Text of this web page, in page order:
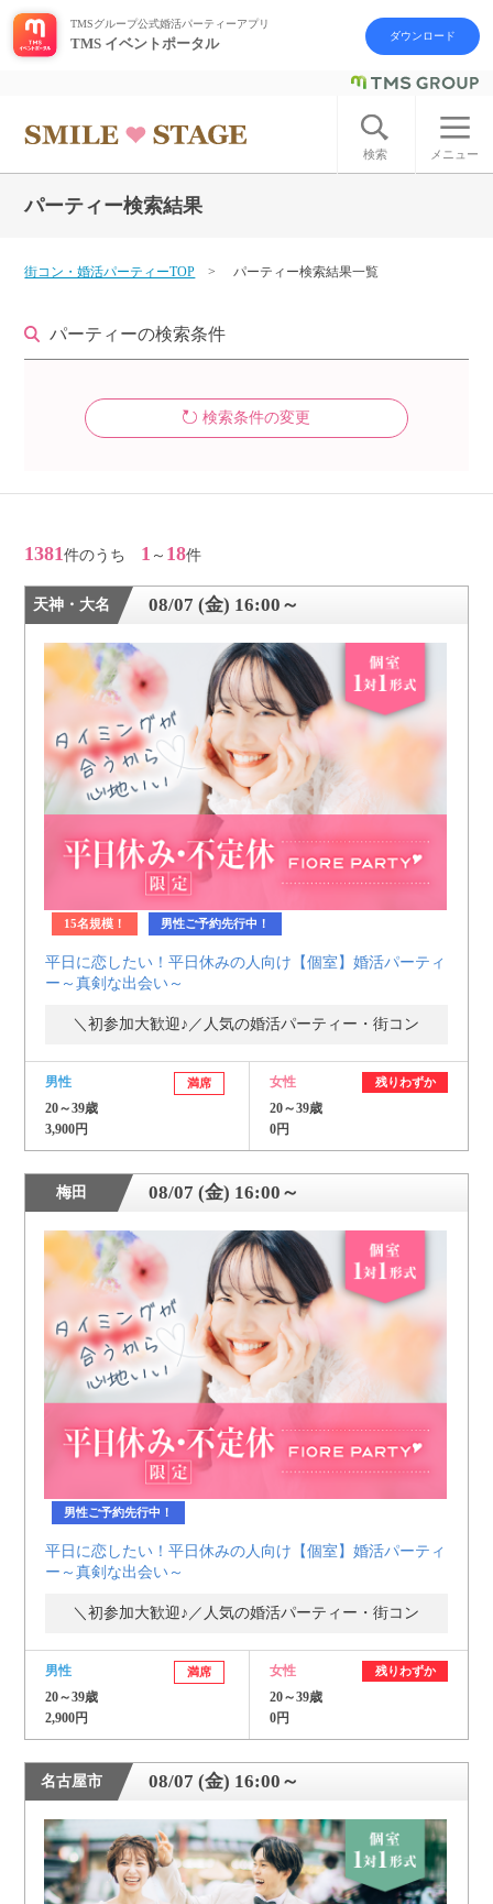
ログイン アカウント登録
はじめての方へ
今週の婚活パーティー
婚活パーティーの流れ
アフターアプローチとは
子どもの安全基準に関するポリシー
運営会社launch
公式アカウントで最新情報を配信中！
約1,300店
おすすめの優良結婚相談所をご紹介
プライバシーマークを
取得しております
TMSグループ公式婚活パーティーアプリ
TMS イベントポータル ダウンロード
検索 メニュー
パーティー検索結果
街コン・婚活パーティーTOP パーティー検索結果一覧
パーティーの検索条件
検索条件の変更
1381件のうち 1 ～ 18件
天神・大名 08/07 (金) 16:00～
15名規模！ 男性ご予約先行中！
平日に恋したい！平日休みの人向け【個室】婚活パーティ
ー～真剣な出会い～
＼初参加大歓迎♪／人気の婚活パーティー・街コン
男性 満席
20～39歳
3,900円
女性 残りわずか
20～39歳
0円
梅田 08/07 (金) 16:00～
男性ご予約先行中！
平日に恋したい！平日休みの人向け【個室】婚活パーティ
ー～真剣な出会い～
＼初参加大歓迎♪／人気の婚活パーティー・街コン
男性 満席
20～39歳
2,900円
女性 残りわずか
20～39歳
0円
名古屋市 08/07 (金) 16:00～